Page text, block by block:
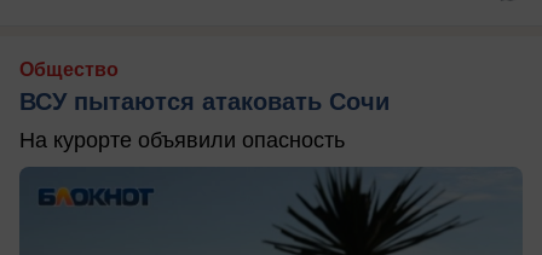
Общество
ВСУ пытаются атаковать Сочи
На курорте объявили опасность